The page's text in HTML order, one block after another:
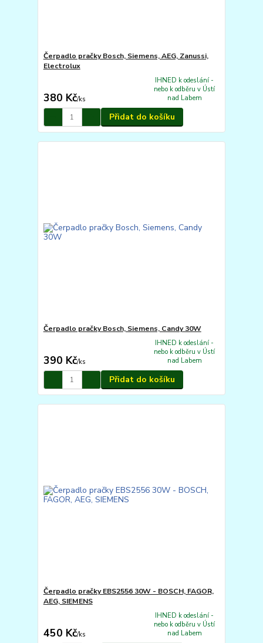
Čerpadlo pračky Bosch, Siemens, AEG, Zanussi,
Electrolux
380 Kč/ks
IHNED k odeslání -
nebo k odběru v Ústí
nad Labem
Přidat do košíku
Čerpadlo pračky Bosch, Siemens, Candy 30W
390 Kč/ks
IHNED k odeslání -
nebo k odběru v Ústí
nad Labem
Přidat do košíku
Čerpadlo pračky EBS2556 30W - BOSCH, FAGOR,
AEG, SIEMENS
450 Kč/ks
IHNED k odeslání -
nebo k odběru v Ústí
nad Labem